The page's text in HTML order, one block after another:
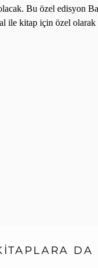
Bu özel edisyon
ile kitap için özel olarak
DA